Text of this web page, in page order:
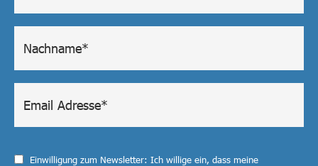
Einwilligung zum Newsletter: Ich willige ein, dass meine